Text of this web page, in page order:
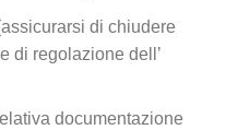
di chiudere
di regolazione dell’
documentazione